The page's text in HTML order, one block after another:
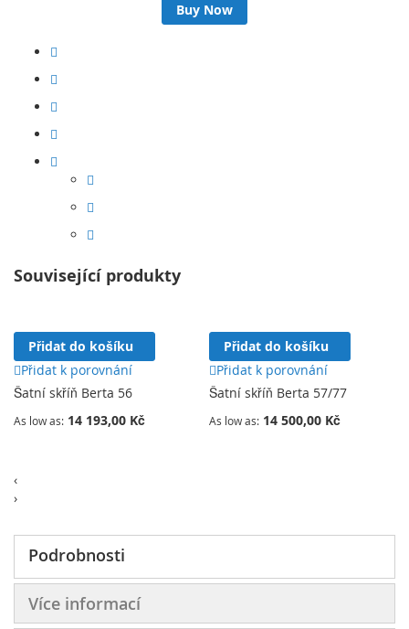
Buy Now
Související produkty
Přidat do košíku
Přidat k porovnání
Šatní skříň Berta 56
As low as 14 193,00 Kč
Přidat do košíku
Přidat k porovnání
Šatní skříň Berta 57/77
As low as 14 500,00 Kč
‹
›
Podrobnosti
Více informací